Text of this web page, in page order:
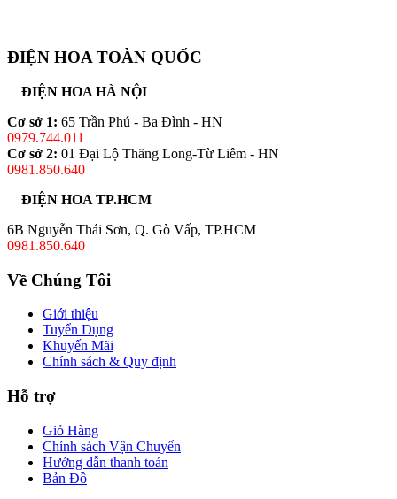
ĐIỆN HOA TOÀN QUỐC
ĐIỆN HOA HÀ NỘI
Cơ sở 1: 65 Trần Phú - Ba Đình - HN
0979.744.011
Cơ sở 2: 01 Đại Lộ Thăng Long-Từ Liêm - HN
0981.850.640
ĐIỆN HOA TP.HCM
6B Nguyễn Thái Sơn, Q. Gò Vấp, TP.HCM
0981.850.640
Về Chúng Tôi
Giới thiệu
Tuyển Dụng
Khuyến Mãi
Chính sách & Quy định
Hỗ trợ
Giỏ Hàng
Chính sách Vận Chuyển
Hướng dẫn thanh toán
Bản Đồ